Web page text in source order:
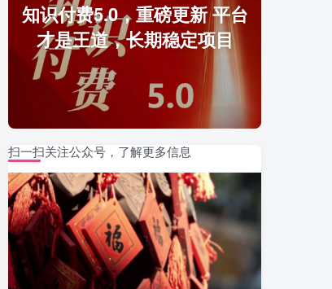
知识付费5.0，重磅更新 平台
才是王道，长期稳定项目
扫一扫关注公众号，了解更多信息